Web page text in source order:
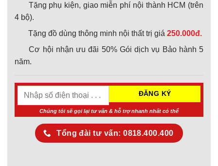
Tặng phụ kiện, giao miễn phí nội thành HCM (trên
4 bộ).
Tặng đồ dùng thông minh nội thất trị giá 250.000đ.
Cơ hội nhận ưu đãi 50% Gói dịch vụ Bảo hành 5
năm.
Chúng tôi sẽ gọi lại tư vấn & hỗ trợ nhanh nhất có thể
Tổng đài tư vấn: 0818.400.400